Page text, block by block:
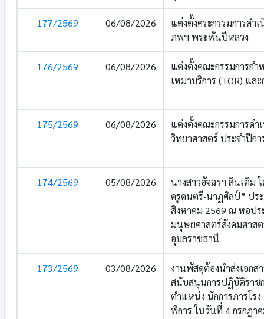
177/2569 06/08/2026
แต่งตั้งคระกรรมการดำ
ภพฯ พระพันปีหลวง
176/2569 06/08/2026
แต่งตั้งคณะกรรมการก
เหมาบริการ (TOR) แล
175/2569 06/08/2026
แต่งตั้งคณะกรรมการดำ
วิทยาศาสตร์ ประจำปีก
174/2569 05/08/2026
นางสาวอัจฉรา สินเติม
ครูดนตรี-นาฏศิลป์” ปร
สิงหาคม 2569 ณ หอป
มนุษยศาสตร์สังคมศาส
อุบลราชธานี
173/2569 03/08/2026
งานพัสดุต้องนำส่งเอกส
สนับสนุนการปฏิบัติราช
ตำแหน่ง นักการภารโร
พิการ ในวันที่ 4 กรกฎ